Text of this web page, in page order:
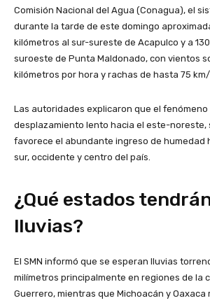
Comisión Nacional del Agua (Conagua), el
durante la tarde de este domingo
kilómetros al sur-sureste de Acapulco y a
suroeste de Punta Maldonado, con vientos
kilómetros por hora y rachas de hasta 75 km/
Las autoridades explicaron que el
desplazamiento lento hacia el este-noreste,
favorece el abundante ingreso de humedad
sur, occidente y centro del país.
¿Qué estados
lluvias?
El SMN informó que se esperan lluvias
milímetros principalmente en regiones de la
Guerrero, mientras que Michoacán y Oaxaca